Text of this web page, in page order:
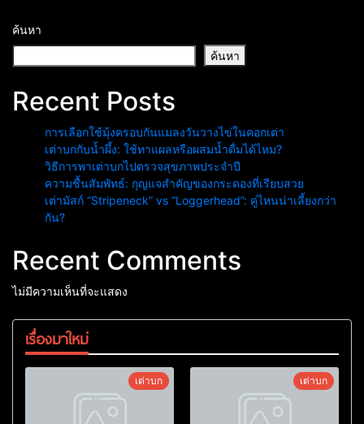
ค้นหา
ค้นหา
Recent Posts
การเลือกใช้มุ้งครอบกันแมลงวันวางไข่ในคอกเต่า
เต่าบกกับน้ำผึ้ง: ใช้ทาแผลหรือผสมน้ำดื่มได้ไหม?
วิธีการพาเต่าบกไปตรวจสุขภาพประจำปี
ความชื้นสัมพัทธ์: กุญแจสำคัญของกระดองที่เรียบสวย
เต่ามัสก์ “Stripeneck” vs “Loggerhead”: คู่ไหนน่าเลี้ยงกว่า
กัน?
Recent Comments
ไม่มีความเห็นที่จะแสดง
เรื่องมาใหม่
เต่าบก เต่าบก